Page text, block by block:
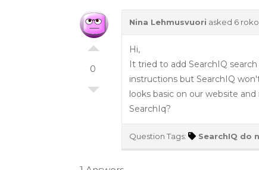
0
Nina Lehmusvuori asked 6
Hi,
It tried to add SearchIQ
instructions but SearchIQ
looks basic on our website
SearchIq?
Question Tags: SearchIQ do